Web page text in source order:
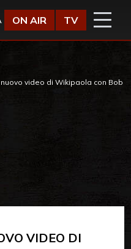
ON AIR TV
video di Wikipaola con Bob
VIDEO DI